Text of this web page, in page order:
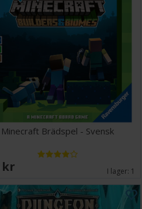
Minecraft Brädspel - Svensk
I lager: 1